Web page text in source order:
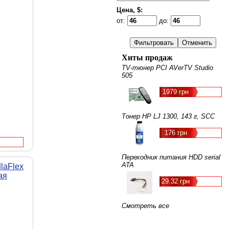
Цена, $:
от:
до:
Хиты продаж
TV-тюнер PCI AVerTV Studio
505
1979 грн
Тонер HP LJ 1300, 143 г, SCC
176 грн
Переходник питания HDD serial
ATA
29.32 грн
Смотреть все